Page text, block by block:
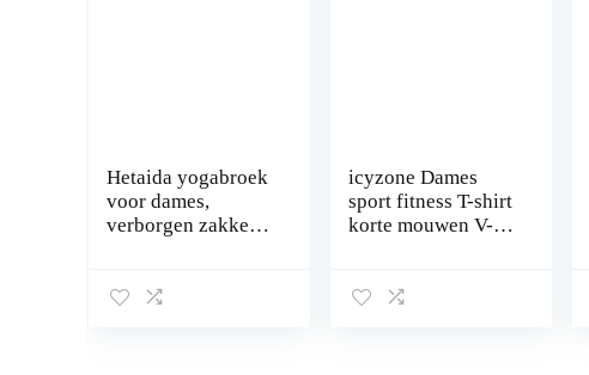
Hetaida yogabroek
voor dames,
verborgen zakken,
taille, stijlvolle
icyzone Dames
sport fitness T-shirt
korte mouwen V-
Top 3-pack